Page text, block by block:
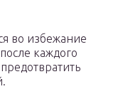
во избежание
каждого